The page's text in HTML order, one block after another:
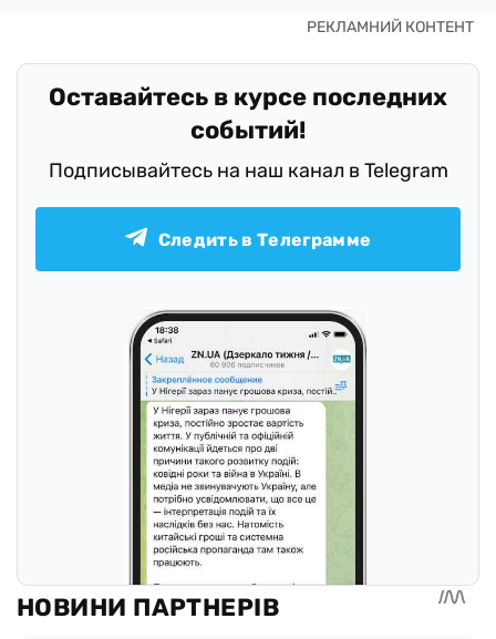
Оставайтесь в курсе последних
событий!
Подписывайтесь на наш канал в Telegram
Следить в Телеграмме